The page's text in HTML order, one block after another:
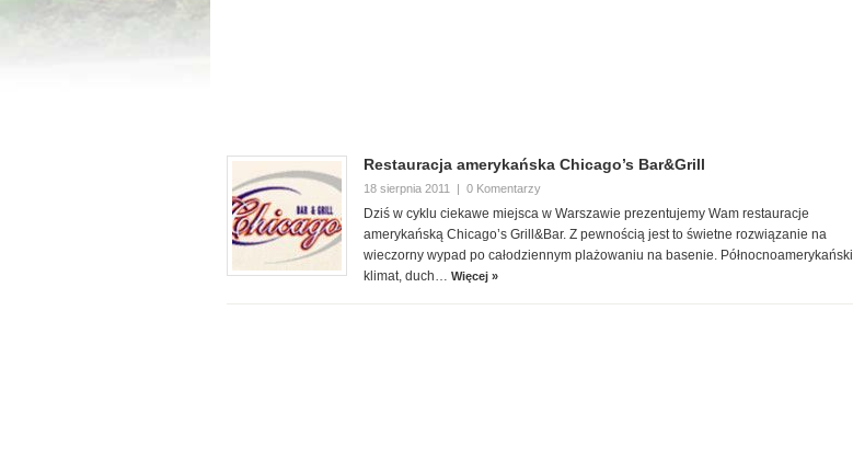
Restauracja amerykańska Chicago’s Bar&Grill
18 sierpnia 2011 | 0 Komentarzy
Dziś w cyklu ciekawe miejsca w Warszawie prezentujemy Wam restauracje
amerykańską Chicago’s Grill&Bar. Z pewnością jest to świetne rozwiązanie na
wieczorny wypad po całodziennym plażowaniu na basenie. Północnoamerykański
klimat, duch… Więcej »